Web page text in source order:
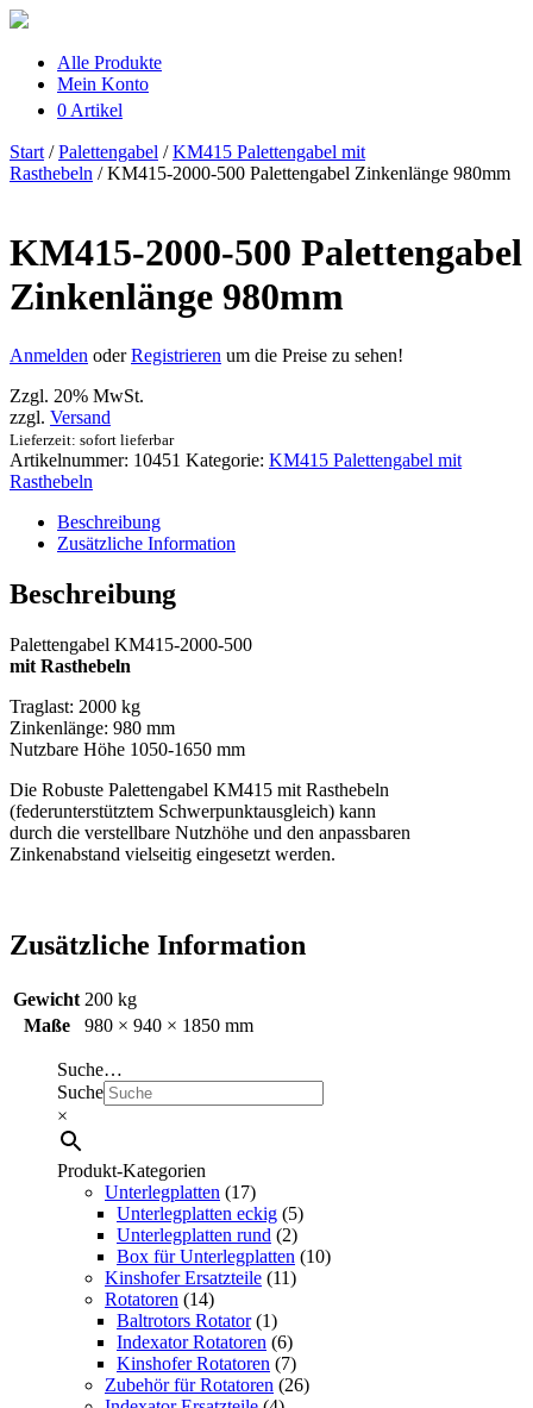
Alle Produkte
Mein Konto
0 Artikel
Start /Palettengabel /KM415 Palettengabel mit
Rasthebeln / KM415-2000-500 Palettengabel Zinkenlänge 980mm
KM415-2000-500 Palettengabel
Zinkenlänge 980mm
Anmelden oderRegistrieren um die Preise zu sehen!
Zzgl. 20% MwSt.
zzgl. Versand
Lieferzeit: sofort lieferbar
Artikelnummer: 10451 Kategorie: KM415 Palettengabel mit
Rasthebeln
Beschreibung
Zusätzliche Information
Beschreibung
Palettengabel KM415-2000-500
mit Rasthebeln
Traglast: 2000 kg
Zinkenlänge: 980 mm
Nutzbare Höhe 1050-1650 mm
Die Robuste Palettengabel KM415 mit Rasthebeln
(federunterstütztem Schwerpunktausgleich) kann
durch die verstellbare Nutzhöhe und den anpassbaren
Zinkenabstand vielseitig eingesetzt werden.
Zusätzliche Information
Gewicht 200 kg
Maße
980 × 940 × 1850 mm
Suche…
Suche
×
Produkt-Kategorien
Unterlegplatten (17)
Unterlegplatten eckig (5)
Unterlegplatten rund (2)
Box für Unterlegplatten (10)
Kinshofer Ersatzteile (11)
Rotatoren (14)
Baltrotors Rotator (1)
Indexator Rotatoren (6)
Kinshofer Rotatoren (7)
Zubehör für Rotatoren (26)